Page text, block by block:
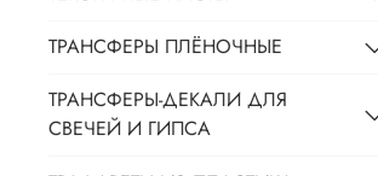
ТРАНСФЕРЫ ПЛЁНОЧНЫЕ
ТРАНСФЕРЫ-ДЕКАЛИ ДЛЯ
СВЕЧЕЙ И ГИПСА